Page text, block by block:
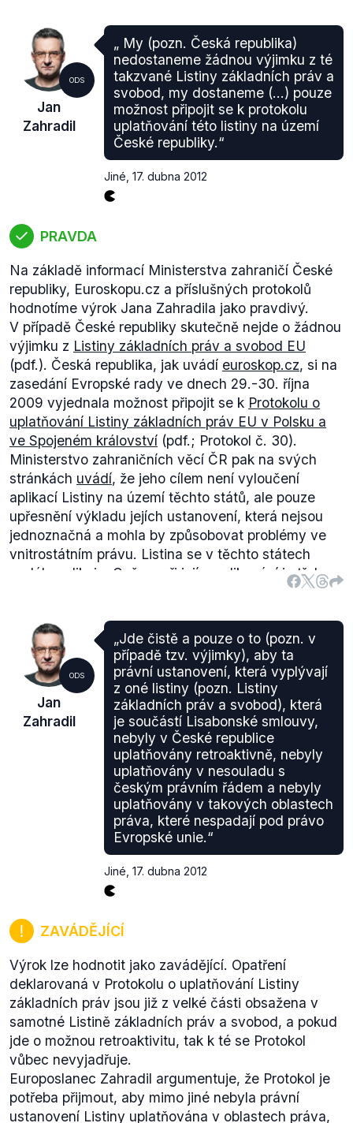
ODS
Jan
Zahradil
„ My (pozn. Česká republika)
nedostaneme žádnou výjimku z té
takzvané Listiny základních práv a
svobod, my dostaneme (...) pouze
možnost připojit se k protokolu
uplatňování této listiny na území
České republiky.“
Jiné 17. dubna 2012
PRAVDA
Na základě informací Ministerstva zahraničí České
republiky, Euroskopu.cz a příslušných protokolů
hodnotíme výrok Jana Zahradila jako pravdivý.
V případě České republiky skutečně nejde o žádnou
výjimku z Listiny základních práv a svobod EU
(pdf.). Česká republika, jak uvádí euroskop.cz, si na
zasedání Evropské rady ve dnech 29.-30. října
2009 vyjednala možnost připojit se k Protokolu o
uplatňování Listiny základních práv EU v Polsku a
ve Spojeném království (pdf.; Protokol č. 30).
Ministerstvo zahraničních věcí ČR pak na svých
stránkách uvádí, že jeho cílem není vyloučení
aplikací Listiny na území těchto států, ale pouze
upřesnění výkladu jejích ustanovení, která nejsou
jednoznačná a mohla by způsobovat problémy ve
vnitrostátním právu. Listina se v těchto státech
nadále aplikuje. Ovšem při jejím aplikování je třeba
brát ohledy na ustanovení protokolu.Zatímco
platnost společně s Lisabonskou smlouvou,
přistoupení ČR není dosud oficiálně ratifikováno.
Příslušný protokol(pdf.; Příloha I) tak bude
ratifikován a přičleněn k přístupové smlouvě při
dalším rozšiřování EU, které je naplánováno na
začátek roku
2013 . Paradoxem je, že samotné přijetí
protokolu může v České republice narazit, jelikož ho
následně musí schválit třípětinová většina obou
komor Parlamentu. Sociálně-demokratická většina v
Senátu je přitom výrazněproti jeho přijetí .
ODS
Jan
Zahradil
„Jde čistě a pouze o to (pozn. v
případě tzv. výjimky), aby ta
právní ustanovení, která vyplývají
z oné listiny (pozn. Listiny
základních práv a svobod), která
je součástí Lisabonské smlouvy,
nebyly v České republice
uplatňovány retroaktivně, nebyly
uplatňovány v nesouladu s
českým právním řádem a nebyly
uplatňovány v takových oblastech
práva, které nespadají pod právo
Evropské unie.“
Jiné 17. dubna 2012
ZAVÁDĚJÍCÍ
Výrok lze hodnotit jako zavádějící. Opatření
deklarovaná v Protokolu o uplatňování Listiny
základních práv jsou již z velké části obsažena v
samotné Listině základních práv a svobod, a pokud
jde o možnou retroaktivitu, tak k té se Protokol
vůbec nevyjadřuje.
Europoslanec Zahradil argumentuje, že Protokol je
potřeba přijmout, aby mimo jiné nebyla právní
ustanovení Listiny uplatňována v oblastech práva,